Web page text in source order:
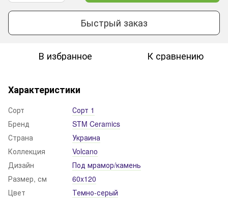
Быстрый заказ
В избранное К сравнению
Характеристики
Сорт
Сорт 1
Бренд
STM Ceramics
Страна
Украина
Коллекция
Volcano
Дизайн
Под мрамор/камень
Размер, см
60x120
Цвет
Темно-серый